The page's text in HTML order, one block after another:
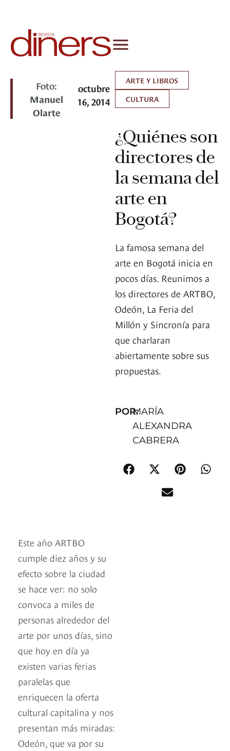
Foto:
Manuel
Olarte
octubre
16, 2014
ARTE Y LIBROS
CULTURA
¿Quiénes son
directores de
la semana del
arte en
Bogotá?
La famosa semana del
arte en Bogotá inicia en
pocos días. Reunimos a
los directores de ARTBO,
Odeón, La Feria del
Millón y Sincronía para
que charlaran
abiertamente sobre sus
propuestas.
POR:MARÍA
ALEXANDRA
CABRERA
Este año ARTBO
cumple diez años y su
efecto sobre la ciudad
se hace ver: no solo
convoca a miles de
personas alrededor del
arte por unos días, sino
que hoy en día ya
existen varias ferias
paralelas que
enriquecen la oferta
cultural capitalina y nos
presentan más miradas:
Odeón, que va por su